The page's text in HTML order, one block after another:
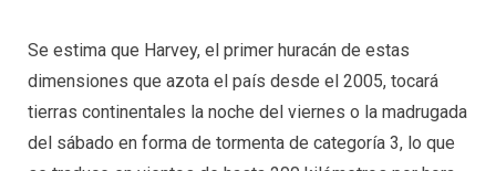
Se estima que Harvey, el primer huracán de estas
dimensiones que azota el país desde el 2005, tocará
tierras continentales la noche del viernes o la madrugada
del sábado en forma de tormenta de categoría 3, lo que